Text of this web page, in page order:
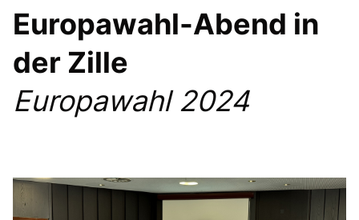
ORTSVERBÄNDE
FOTOS
Europawahl-Abend in
der Zille
Europawahl 2024